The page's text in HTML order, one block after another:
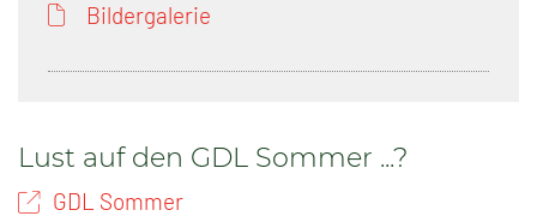
Bildergalerie
Lust auf den GDL Sommer ...?
GDL Sommer